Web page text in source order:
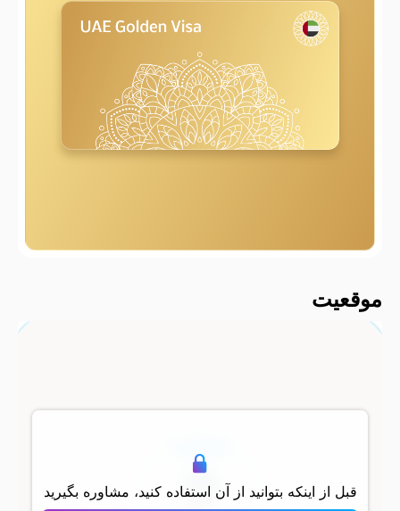
موقعیت
قبل از اینکه بتوانید از آن استفاده کنید، مشاوره بگیرید